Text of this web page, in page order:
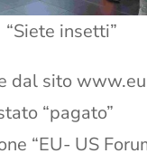
“Siete insetti”
dal sito
“pagato”
“EU- US